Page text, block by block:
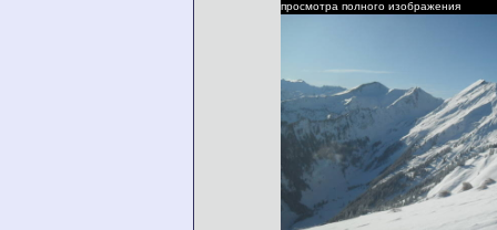
просмотра полного изображения